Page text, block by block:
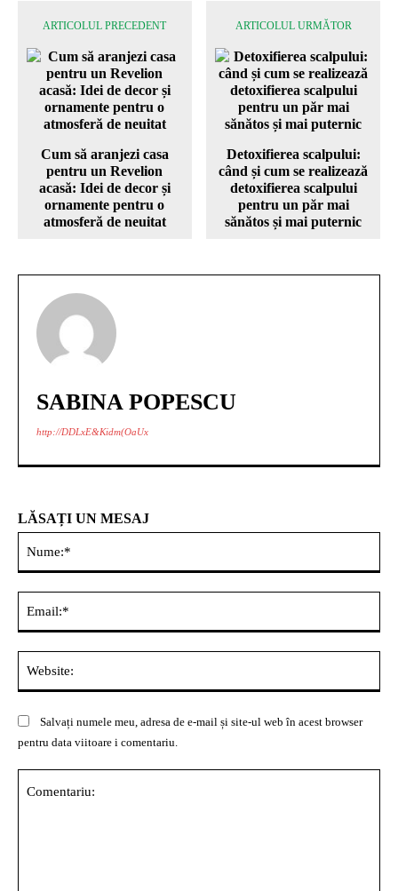
ARTICOLUL PRECEDENT
Cum să aranjezi casa
pentru un Revelion
acasă: Idei de decor și
ornamente pentru o
atmosferă de neuitat
ARTICOLUL URMĂTOR
Detoxifierea scalpului:
când și cum se realizează
detoxifierea scalpului
pentru un păr mai
sănătos și mai puternic
SABINA POPESCU
http://DDLxE&Kidm(OaUx
LĂSAȚI UN MESAJ
Salvați numele meu, adresa de e-mail și site-ul web în acest browser
pentru data viitoare i comentariu.